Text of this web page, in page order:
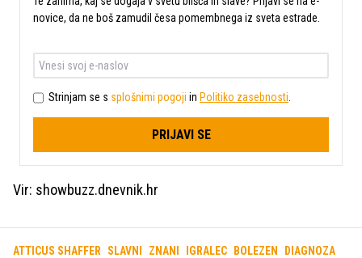
novice, da ne boš zamudil česa pomembnega iz sveta estrade.
Strinjam se s splošnimi pogoji in Politiko zasebnosti.
PRIJAVI SE
Vir: showbuzz.dnevnik.hr
ATTICUS SHAFFER SLAVNI ZNANI IGRALEC BOLEZEN DIAGNOZA